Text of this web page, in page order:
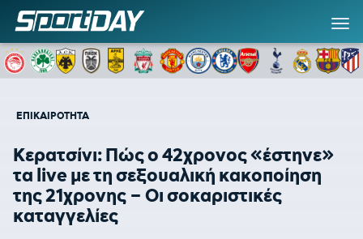
ΕΠΙΚΑΙΡΟΤΗΤΑ
Κερατσίνι: Πώς ο 42χρονος «έστηνε»
τα live με τη σεξουαλική κακοποίηση
της 21χρονης – Οι σοκαριστικές
καταγγελίες